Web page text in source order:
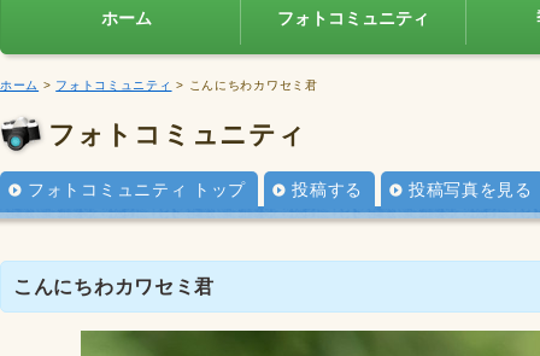
ホーム フォトコミュニティ
ホーム > フォトコミュニティ > こんにちわカワセミ君
フォトコミュニティ
フォトコミュニティ トップ 投稿する 投稿写真を見る
こんにちわカワセミ君